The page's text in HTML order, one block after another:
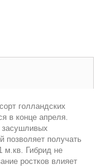
голландских
в конце апреля.
позволяет получать
м.кв. Гибрид не
ростков влияет